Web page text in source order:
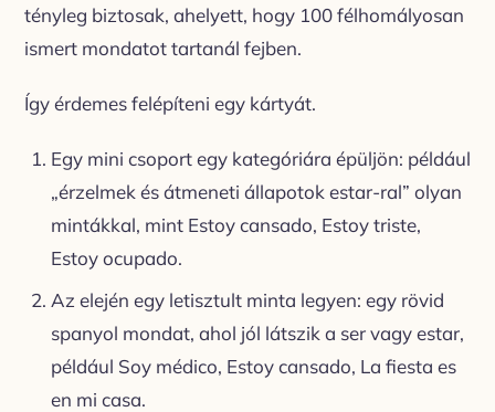
tényleg biztosak, ahelyett, hogy 100 félhomályosan
ismert mondatot tartanál fejben.
Így érdemes felépíteni egy kártyát.
Egy mini csoport egy kategóriára épüljön: például
„érzelmek és átmeneti állapotok estar-ral” olyan
mintákkal, mint Estoy cansado, Estoy triste,
Estoy ocupado.
Az elején egy letisztult minta legyen: egy rövid
spanyol mondat, ahol jól látszik a ser vagy estar,
például Soy médico, Estoy cansado, La fiesta es
en mi casa.